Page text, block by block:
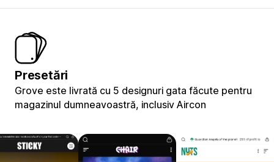
Presetări
Grove este livrată cu 5 designuri gata făcute pentru
magazinul dumneavoastră, inclusiv Aircon